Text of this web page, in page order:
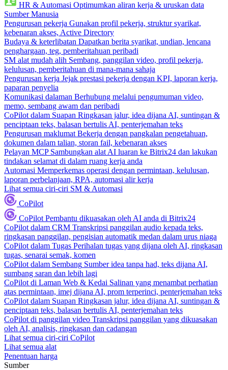
HR & Automasi Optimumkan aliran kerja & uruskan data
Sumber Manusia
Pengurusan pekerja Gunakan profil pekerja, struktur syarikat,
kebenaran akses, Active Directory
Budaya & keterlibatan Dapatkan berita syarikat, undian, lencana
penghargaan, teg, pemberitahuan peribadi
SM alat mudah alih Sembang, panggilan video, profil pekerja,
kelulusan, pemberitahuan di mana-mana sahaja
Pengurusan kerja Jejak prestasi pekerja dengan KPI, laporan kerja,
paparan penyelia
Komunikasi dalaman Berhubung melalui pengumuman video,
memo, sembang awam dan peribadi
CoPilot dalam Suapan Ringkasan jalur, idea dijana AI, suntingan &
penciptaan teks, balasan bertulis AI, penterjemahan teks
Pengurusan maklumat Bekerja dengan pangkalan pengetahuan,
dokumen dalam talian, storan fail, kebenaran akses
Pelayan MCP Sambungkan alat AI luaran ke Bitrix24 dan lakukan
tindakan selamat di dalam ruang kerja anda
Automasi Memperkemas operasi dengan permintaan, kelulusan,
laporan perbelanjaan, RPA, automasi alir kerja
Lihat semua ciri-ciri SM & Automasi
CoPilot
CoPilot Pembantu dikuasakan oleh AI anda di Bitrix24
CoPilot dalam CRM Transkripsi panggilan audio kepada teks,
ringkasan panggilan, pengisian automatik medan dalam urus niaga
CoPilot dalam Tugas Perihalan tugas yang dijana oleh AI, ringkasan
tugas, senarai semak, komen
CoPilot dalam Sembang Sumber idea tanpa had, teks dijana AI,
sumbang saran dan lebih lagi
CoPilot di Laman Web & Kedai Salinan yang menambat perhatian
atas permintaan, imej dijana AI, prom terperinci, penterjemahan teks
CoPilot dalam Suapan Ringkasan jalur, idea dijana AI, suntingan &
penciptaan teks, balasan bertulis AI, penterjemahan teks
CoPilot di panggilan video Transkripsi panggilan yang dikuasakan
oleh AI, analisis, ringkasan dan cadangan
Lihat semua ciri-ciri CoPilot
Lihat semua alat
Penentuan harga
Sumber